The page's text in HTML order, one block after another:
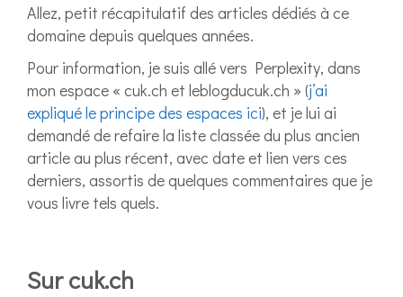
Allez, petit récapitulatif des articles dédiés à ce
domaine depuis quelques années.
Pour information, je suis allé vers Perplexity, dans
mon espace « cuk.ch et leblogducuk.ch » (j’ai
expliqué le principe des espaces ici), et je lui ai
demandé de refaire la liste classée du plus ancien
article au plus récent, avec date et lien vers ces
derniers, assortis de quelques commentaires que je
vous livre tels quels.
Sur cuk.ch